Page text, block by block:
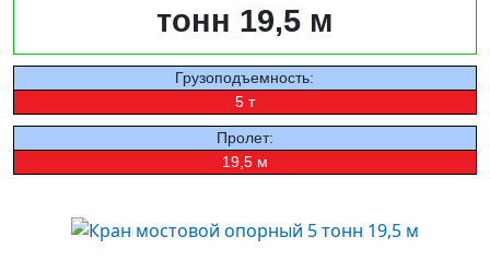
тонн 19,5 м
Грузоподъемность:
5 т
Пролет:
19,5 м